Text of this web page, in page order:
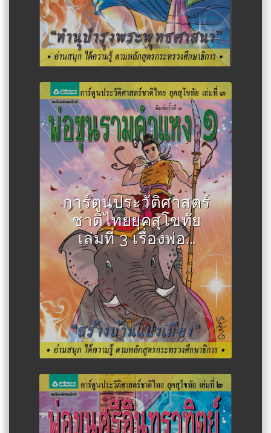
การ์ตูนประวัติศาสตร์
ชาติไทยยุคสุโขทัย
เล่มที่ 3 เรื่องพ่อ...
Author :สละ นาคบำรุง